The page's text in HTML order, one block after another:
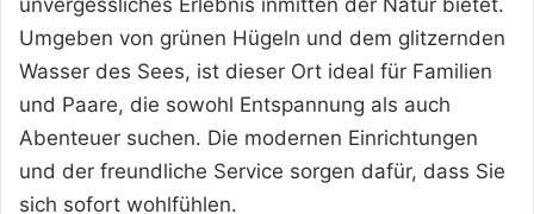
unvergessliches Erlebnis inmitten der Natur bietet.
Umgeben von grünen Hügeln und dem glitzernden
Wasser des Sees, ist dieser Ort ideal für Familien
und Paare, die sowohl Entspannung als auch
Abenteuer suchen. Die modernen Einrichtungen
und der freundliche Service sorgen dafür, dass Sie
sich sofort wohlfühlen.